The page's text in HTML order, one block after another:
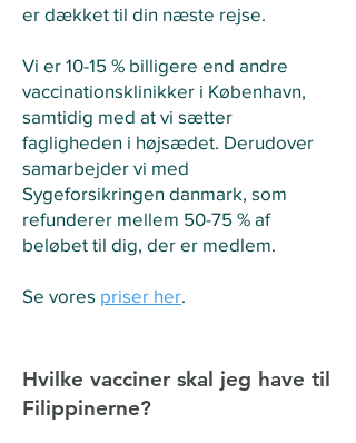
er dækket til din næste rejse.
Vi er 10-15 % billigere end andre
vaccinationsklinikker i København,
samtidig med at vi sætter
fagligheden i højsædet. Derudover
samarbejder vi med
Sygeforsikringen danmark, som
refunderer mellem 50-75 % af
beløbet til dig, der er medlem.​
Se vores priser her.
Hvilke vacciner skal jeg have til
Filippinerne?